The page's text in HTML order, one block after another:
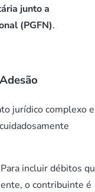
junto a
(PGFN).
jurídico complexo e
Para incluir débitos
o contribuinte é